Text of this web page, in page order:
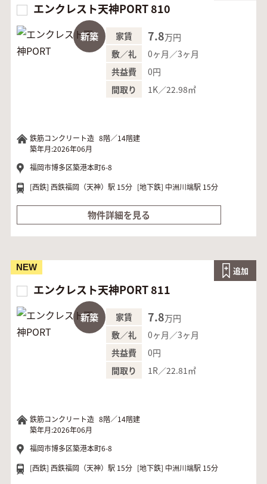
エンクレスト天神PORT 810
新築 家賃 7.8万円
敷／礼
0ヶ月／3ヶ月
共益費
0円
間取り
1K／22.98㎡
鉄筋コンクリート造 8階／14階建
築年月:2026年06月
福岡市博多区築港本町6-8
[西鉄] 西鉄福岡（天神）駅 15分 [地下鉄] 中洲川端駅 15分
物件詳細を見る
エンクレスト天神PORT 811
NEW
新築
追加
家賃 7.8万円
敷／礼
0ヶ月／3ヶ月
共益費
0円
間取り
1R／22.81㎡
鉄筋コンクリート造 8階／14階建
築年月:2026年06月
福岡市博多区築港本町6-8
[西鉄] 西鉄福岡（天神）駅 15分 [地下鉄] 中洲川端駅 15分